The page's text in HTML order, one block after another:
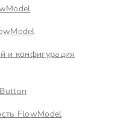
и конфигурация
FlowModel